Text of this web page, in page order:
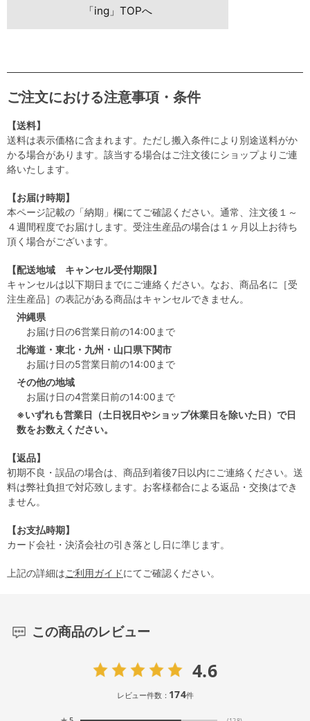
「ing」TOPへ
ご注文における注意事項・条件
【送料】
送料は表示価格に含まれます。ただし搬入条件により別途送料がか
かる場合があります。該当する場合はご注文後にショップよりご連
絡いたします。
【お届け時期】
本ページ記載の「納期」欄にてご確認ください。通常、注文後１～
４週間程度でお届けします。受注生産品の場合は１ヶ月以上お待ち
頂く場合がございます。
【配送地域 キャンセル受付期限】
キャンセルは以下期日までにご連絡ください。なお、商品名に［受
注生産品］の表記がある商品はキャンセルできません。
沖縄県
お届け日の6営業日前の14:00まで
北海道・東北・九州・山口県下関市
お届け日の5営業日前の14:00まで
その他の地域
お届け日の4営業日前の14:00まで
※いずれも営業日（土日祝日やショップ休業日を除いた日）で日
数をお数えください。
【返品】
初期不良・誤品の場合は、商品到着後7日以内にご連絡ください。送
料は弊社負担で対応致します。お客様都合による返品・交換はでき
ません。
【お支払時期】
カード会社・決済会社の引き落とし日に準じます。
上記の詳細はご利用ガイドにてご確認ください。
この商品のレビュー
4.6
レビュー件数： 174件